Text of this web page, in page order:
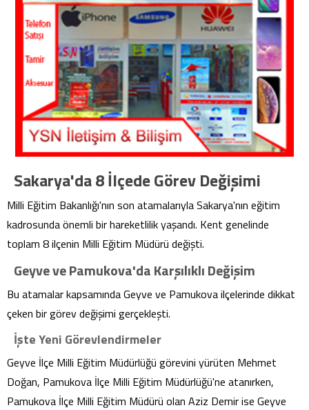
Sakarya'da 8 İlçede Görev Değişimi
Milli Eğitim Bakanlığı'nın son atamalarıyla Sakarya'nın eğitim
kadrosunda önemli bir hareketlilik yaşandı. Kent genelinde
toplam 8 ilçenin Milli Eğitim Müdürü değişti.
Geyve ve Pamukova'da Karşılıklı Değişim
Bu atamalar kapsamında Geyve ve Pamukova ilçelerinde dikkat
çeken bir görev değişimi gerçekleşti.
İşte Yeni Görevlendirmeler
Geyve İlçe Milli Eğitim Müdürlüğü görevini yürüten Mehmet
Doğan, Pamukova İlçe Milli Eğitim Müdürlüğü'ne atanırken,
Pamukova İlçe Milli Eğitim Müdürü olan Aziz Demir ise Geyve